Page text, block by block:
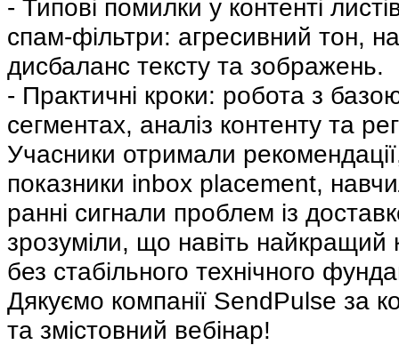
- Типові помилки у контенті
спам-фільтри: агресивний тон,
дисбаланс тексту та зображень.
- Практичні кроки: робота з
сегментах, аналіз контенту та
Учасники отримали
показники inbox placement,
ранні сигнали проблем із
зрозуміли, що навіть найкращий
без стабільного технічного
Дякуємо компанії SendPulse за
та змістовний вебінар!